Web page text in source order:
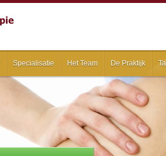
Specialisatie Het Team De Praktijk